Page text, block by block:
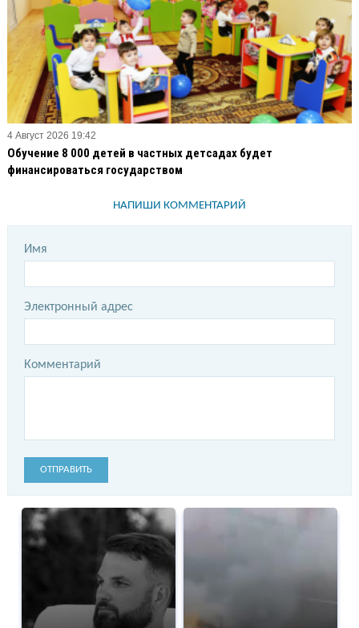
4 Август 2026 19:42
Обучение 8 000 детей в частных детсадах будет
финансироваться государством
НАПИШИ КОММЕНТАРИЙ
Имя
Электронный адрес
Комментарий
ОТПРАВИТЬ